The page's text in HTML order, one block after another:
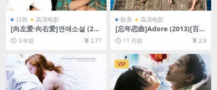
日韩 高清电影
[向左爱·向右爱]연애소설 (200
2)[百度网盘+迅雷云盘资源10
80P超清未删减][MP4/6GB]
[韩语中字]
3 年前 2.77
欧美 高清电影
[忘年恋曲]Adore (2013)[百度
网盘+夸克网盘1080P超清未
删减资源][网盘在线播放/下
载][MP4/7.5GB][中文字幕]
11 月前 2.9
VIP